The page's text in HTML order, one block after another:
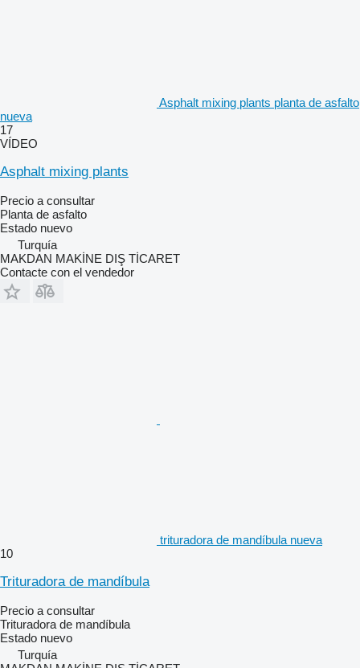
Asphalt mixing plants planta de asfalto
nueva
17
VÍDEO
Asphalt mixing plants
Precio a consultar
Planta de asfalto
Estado nuevo
Turquía
MAKDAN MAKİNE DIŞ TİCARET
Contacte con el vendedor
trituradora de mandíbula nueva
10
Trituradora de mandíbula
Precio a consultar
Trituradora de mandíbula
Estado nuevo
Turquía